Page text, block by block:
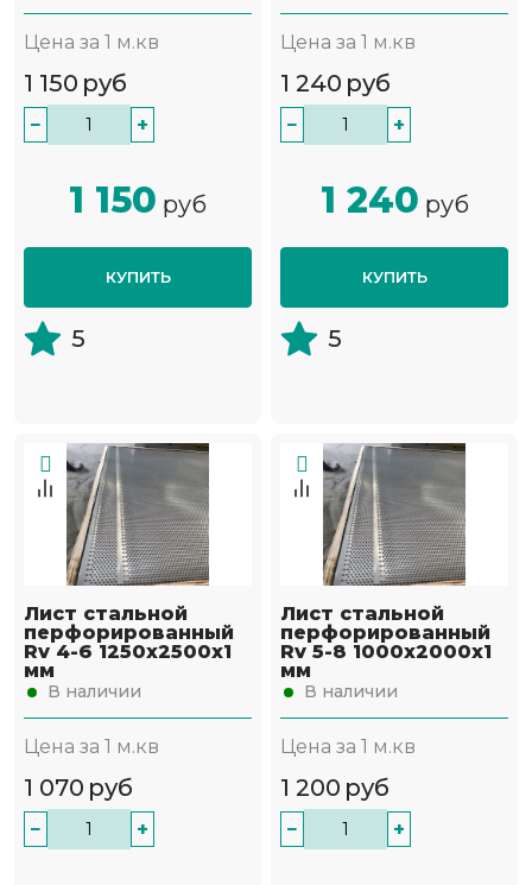
Цена за 1 м.кв
1 150 руб
− +
1 150 руб
КУПИТЬ
5
Цена за 1 м.кв
1 240 руб
− +
1 240 руб
КУПИТЬ
5
Лист стальной
перфорированный
Rv 4-6 1250х2500х1
мм
В наличии
Цена за 1 м.кв
1 070 руб
− +
Лист стальной
перфорированный
Rv 5-8 1000х2000х1
мм
В наличии
Цена за 1 м.кв
1 200 руб
− +